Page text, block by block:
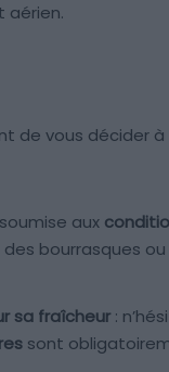
aérien.
de vous décider à
aux
des bourrasques
sa fraîcheur :
sont